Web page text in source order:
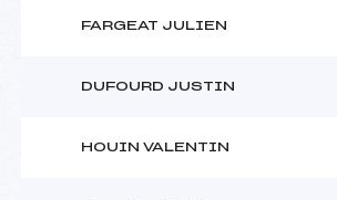
FARGEAT JULIEN
DUFOURD JUSTIN
HOUIN VALENTIN